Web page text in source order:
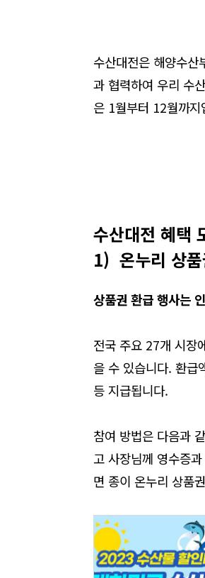
수산대전은 해양수산
과협력하여 우리 수
은 1월부터 12월까지
수산대전 혜택
1) 온누리 상
상품권 환급행사는
전국 주요 27개 시장
을 수 있습니다. 환급
등 지급됩니다.
참여 방법은 다음과
고 사장님께 영수증
면 종이 온누리 상품